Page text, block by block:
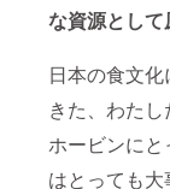
な資源とし
日本の食文
きた、わた
ホービンに
はとっても